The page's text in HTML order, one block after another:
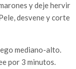
y deje hervir
desvene y corte
mediano-alto.
por 3 minutos.